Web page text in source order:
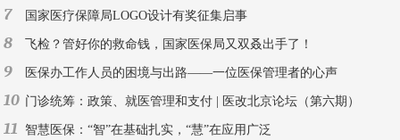
7 国家医疗保障局LOGO设计有奖征集启事
8 飞检？管好你的救命钱，国家医保局又双叒出手了！
9 医保办工作人员的困境与出路——一位医保管理者的心声
10 门诊统筹：政策、就医管理和支付 | 医改北京论坛（第六期）
11 智慧医保：“智”在基础扎实，“慧”在应用广泛